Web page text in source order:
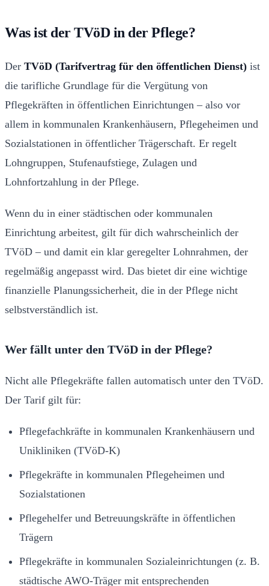
Was ist der TVöD in der Pflege?
Der TVöD (Tarifvertrag für den öffentlichen Dienst) ist
die tarifliche Grundlage für die Vergütung von
Pflegekräften in öffentlichen Einrichtungen – also vor
allem in kommunalen Krankenhäusern, Pflegeheimen und
Sozialstationen in öffentlicher Trägerschaft. Er regelt
Lohngruppen, Stufenaufstiege, Zulagen und
Lohnfortzahlung in der Pflege.
Wenn du in einer städtischen oder kommunalen
Einrichtung arbeitest, gilt für dich wahrscheinlich der
TVöD – und damit ein klar geregelter Lohnrahmen, der
regelmäßig angepasst wird. Das bietet dir eine wichtige
finanzielle Planungssicherheit, die in der Pflege nicht
selbstverständlich ist.
Wer fällt unter den TVöD in der Pflege?
Nicht alle Pflegekräfte fallen automatisch unter den TVöD.
Der Tarif gilt für:
Pflegefachkräfte in kommunalen Krankenhäusern und
Unikliniken (TVöD-K)
Pflegekräfte in kommunalen Pflegeheimen und
Sozialstationen
Pflegehelfer und Betreuungskräfte in öffentlichen
Trägern
Pflegekräfte in kommunalen Sozialeinrichtungen (z. B.
städtische AWO-Träger mit entsprechenden